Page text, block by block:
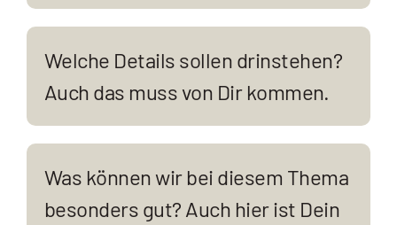
Welche Details sollen drinstehen?
Auch das muss von Dir kommen.
Was können wir bei diesem Thema
besonders gut? Auch hier ist Dein